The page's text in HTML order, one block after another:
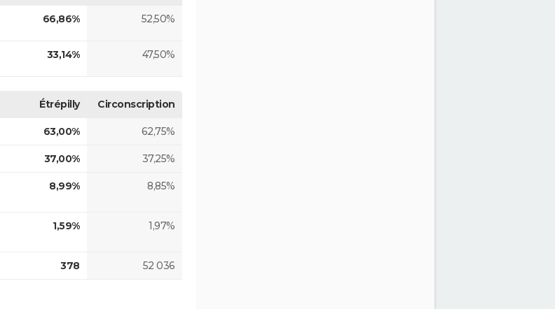
66,86% 52,50%
33,14% 47,50%
Étrépilly Circonscription
63,00% 62,75%
37,00% 37,25%
8,99% 8,85%
1,59% 1,97%
378 52 036